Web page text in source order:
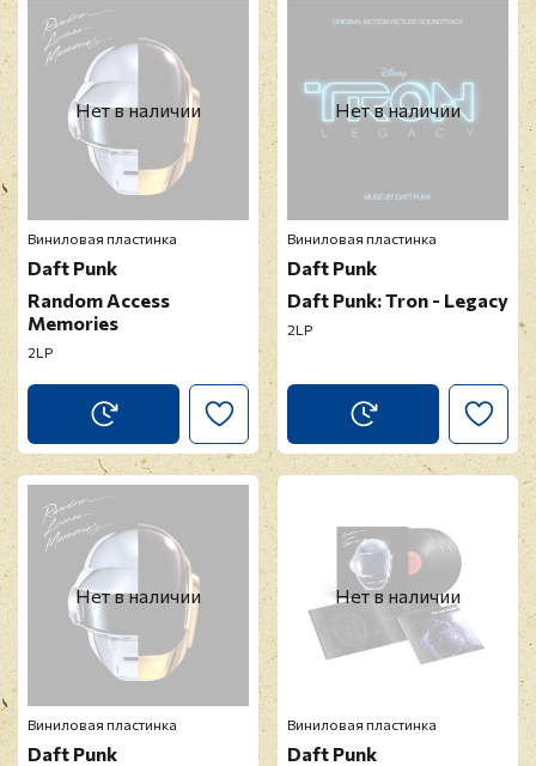
Нет в наличии
Виниловая пластинка
Daft Punk
Random Access
Memories
2LP
Нет в наличии
Виниловая пластинка
Daft Punk
Daft Punk: Tron - Legacy
2LP
Нет в наличии
Виниловая пластинка
Daft Punk
Нет в наличии
Виниловая пластинка
Daft Punk